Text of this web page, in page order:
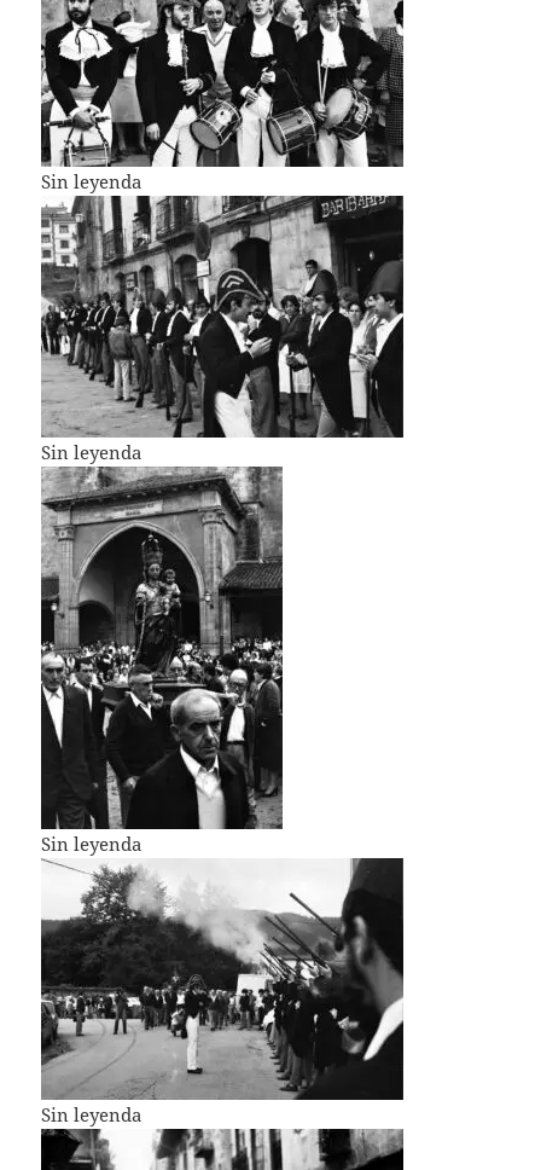
Sin leyenda
Sin leyenda
Sin leyenda
Sin leyenda